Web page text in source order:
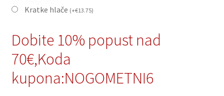
Kratke hlače (+€13.75)
Dobite 10% popust nad
70€,Koda
kupona:NOGOMETNI6